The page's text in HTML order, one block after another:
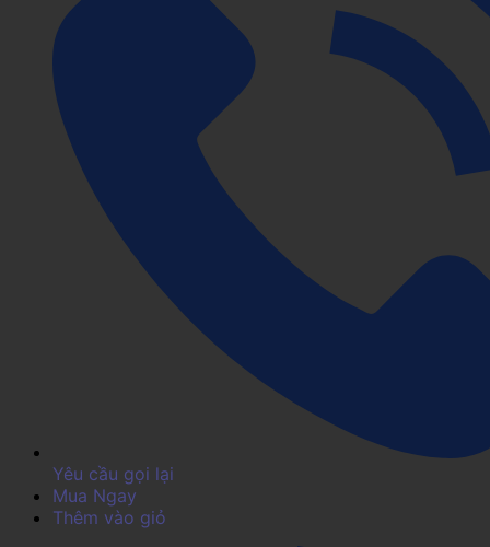
Yêu cầu gọi lại
Mua Ngay
Thêm vào giỏ